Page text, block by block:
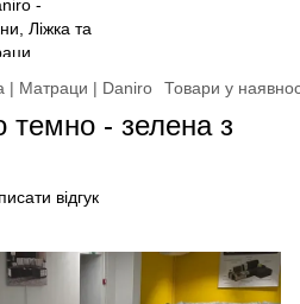
| Матраци | Daniro Товари у
- зелена з
відгук